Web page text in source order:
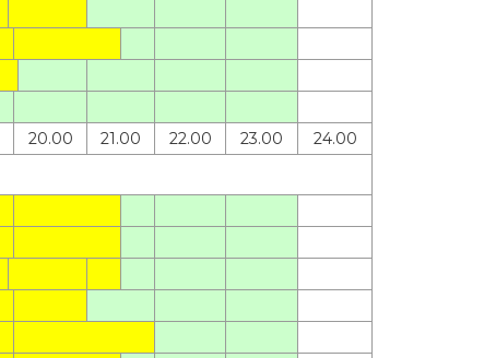
20.00 21.00 22.00 23.00
24.00